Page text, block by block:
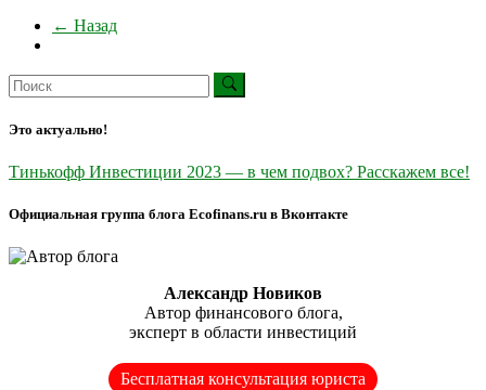
← Назад
Это актуально!
Тинькофф Инвестиции 2023 — в чем подвох? Расскажем все!
Официальная группа блога Ecofinans.ru в Вконтакте
Александр Новиков
Автор финансового блога,
эксперт в области инвестиций
Бесплатная консультация юриста